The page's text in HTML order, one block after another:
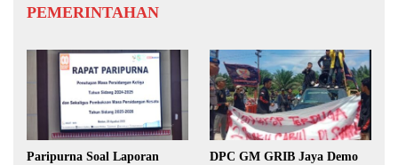
PEMERINTAHAN
Paripurna Soal Laporan
DPC GM GRIB Jaya Demo